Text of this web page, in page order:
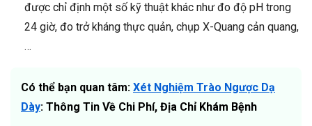
được chỉ định một số kỹ thuật khác như đo độ pH trong
24 giờ, đo trở kháng thực quản, chụp X-Quang cản quang,
…
Có thể bạn quan tâm: Xét Nghiệm Trào Ngược Dạ
Dày: Thông Tin Về Chi Phí, Địa Chỉ Khám Bệnh